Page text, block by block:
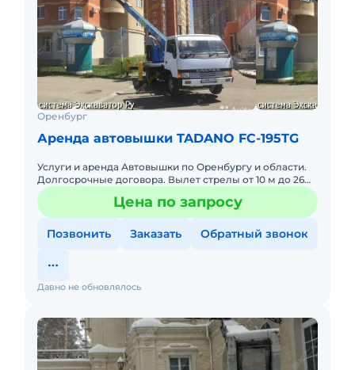
Оренбург
Аренда автовышки TADANO FC-195TG
Услуги и аренда Автовышки по Оренбургу и области.
Долгосрочные договора. Вылет стрелы от 10 м до 26м
При длительной аренде автовышки цена договорная,
приятные
Цена по запросу
Позвонить Заказать Обратный звонок
Давно не обновлялось